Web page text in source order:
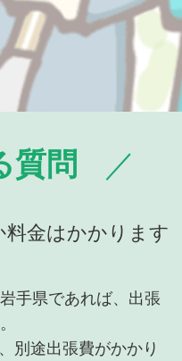
質問
金はかかります
手県であれば、出張
別途出張費がかかり